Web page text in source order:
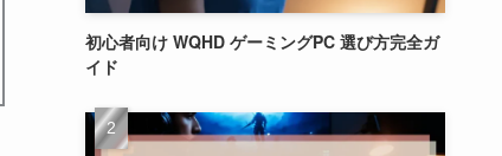
初心者向け WQHD ゲーミングPC 選び方完全ガ
イド